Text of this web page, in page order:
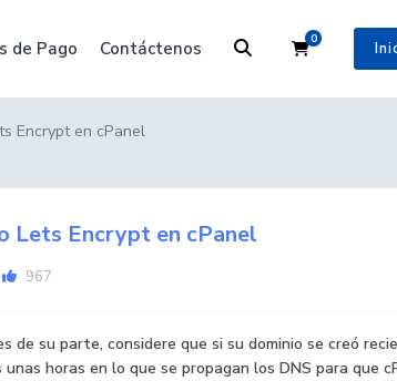
de Pago Contáctenos 0
Carrito
Encrypt en cPanel
Lets Encrypt en cPanel
967
de su parte, considere que si su dominio se creó
horas en lo que se propagan los DNS para que